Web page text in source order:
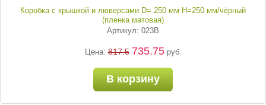
Коробка с крышкой и люверсами D= 250 мм H=250 мм/чёрный
(пленка матовая)
Артикул: 023В
Цена:817.5 735.75руб.
В корзину